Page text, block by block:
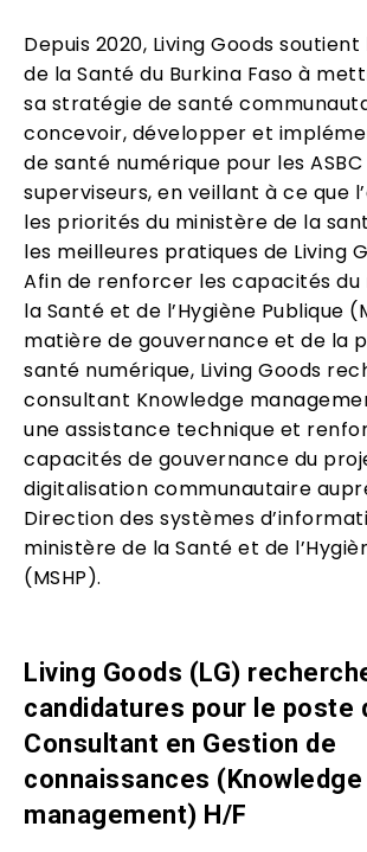
Depuis 2020, Living Goods
de la Santé du Burkina Faso à
sa stratégie de santé
concevoir, développer et
de santé numérique pour les
superviseurs, en veillant à ce que
les priorités du ministère de la
les meilleures pratiques de Living
Afin de renforcer les capacités du
la Santé et de l’Hygiène Publique
matière de gouvernance et de la
santé numérique, Living Goods
consultant Knowledge
une assistance technique et
capacités de gouvernance du
digitalisation communautaire
Direction des systèmes
ministère de la Santé et de
(MSHP).
Living Goods (LG)
candidatures pour le poste
Consultant en Gestion de
connaissances (Knowledge
management) H/F